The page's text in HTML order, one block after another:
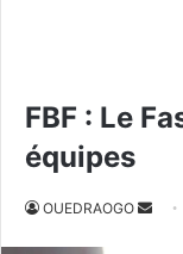
FBF : Le
équipes
OUEDRAOGO